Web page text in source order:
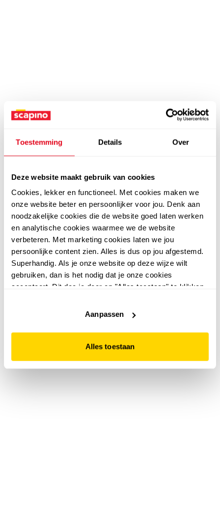
Toestemming Details Over
Deze website maakt gebruik van cookies
Cookies, lekker en functioneel. Met cookies maken we
onze website beter en persoonlijker voor jou. Denk aan
noodzakelijke cookies die de website goed laten werken
en analytische cookies waarmee we de website
verbeteren. Met marketing cookies laten we jou
persoonlijke content zien. Alles is dus op jou afgestemd.
Superhandig. Als je onze website op deze wijze wilt
gebruiken, dan is het nodig dat je onze cookies
accepteert. Dit doe je door op "Alles toestaan" te klikken.
website niet optimaal functioneert.
Aanpassen
Alles toestaan